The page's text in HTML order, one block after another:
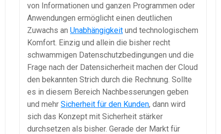
von Informationen und ganzen Programmen oder
Anwendungen ermöglicht einen deutlichen
Zuwachs an Unabhängigkeit und technologischem
Komfort. Einzig und allein die bisher recht
schwammigen Datenschutzbedingungen und die
Frage nach der Datensicherheit machen der Cloud
den bekannten Strich durch die Rechnung. Sollte
es in diesem Bereich Nachbesserungen geben
und mehr Sicherheit für den Kunden, dann wird
sich das Konzept mit Sicherheit stärker
durchsetzen als bisher. Gerade der Markt für